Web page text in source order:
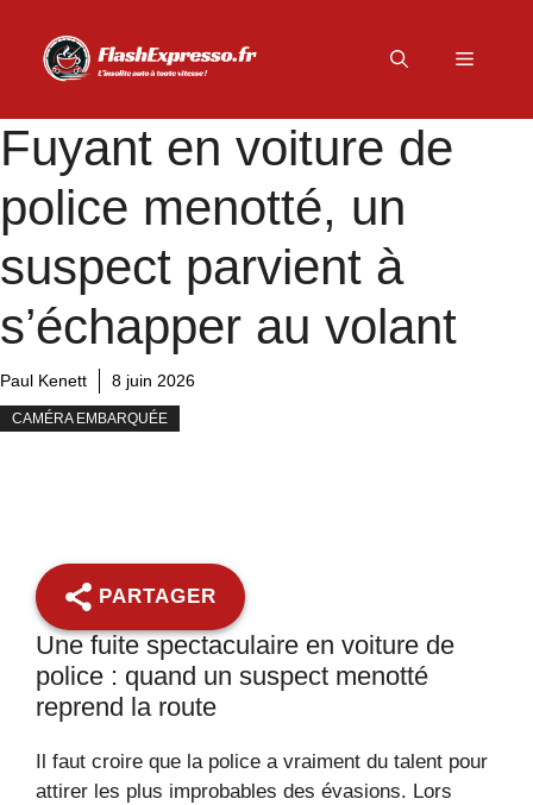
contenu
Menu
Fuyant en voiture de
police menotté, un
suspect parvient à
s’échapper au volant
Paul Kenett 8 juin 2026
CAMÉRA EMBARQUÉE
PARTAGER
Une fuite spectaculaire en voiture de
police : quand un suspect menotté
reprend la route
Il faut croire que la police a vraiment du talent pour
attirer les plus improbables des évasions. Lors